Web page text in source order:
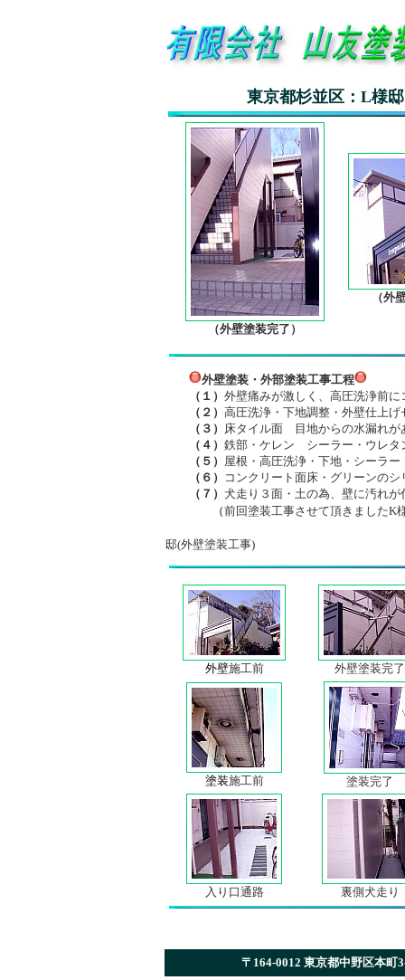
東京都杉並区：L様邸・外
（外壁塗装完了）
（外壁
外壁塗装・外部塗装工事工程
（１） 外壁痛みが激しく、高圧洗浄前
（２） 高圧洗浄・下地調整・外壁仕上
（３） 床タイル面 目地からの水漏れが
（４） 鉄部・ケレン シーラー・ウレタ
（５） 屋根・高圧洗浄・下地・シーラ
（６）
コンクリート面床・グリーンのシ
（７） 犬走り３面・土の為、壁に汚れ
（前回塗装工事させて頂きましたK
邸(外壁塗装工事)
外壁施工前 外壁塗装完了
塗装施工前 塗装完了
入り口通路 裏側犬走り
〒164-0012 東京都中野区本